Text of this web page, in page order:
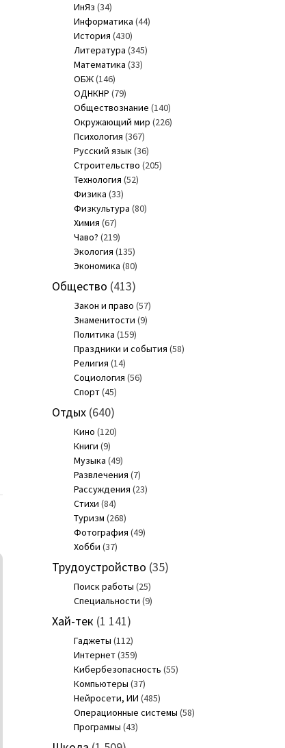
ИнЯз (34)
Информатика (44)
История (430)
Литература (345)
Математика (33)
ОБЖ(146)
ОДНКНР (79)
Обществознание (140)
Окружающий мир (226)
Психология (367)
Русский язык(36)
Строительство (205)
Технология (52)
Физика (33)
Физкультура (80)
Химия (67)
Чаво? (219)
Экология (135)
Экономика (80)
Общество (413)
Закон и право (57)
Знаменитости (9)
Политика (159)
Праздники и события (58)
Религия (14)
Социология (56)
Спорт(45)
Отдых(640)
Кино (120)
Книги (9)
Музыка (49)
Развлечения (7)
Рассуждения (23)
Стихи (84)
Туризм (268)
Фотография (49)
Хобби (37)
Трудоустройство (35)
Поиск работы (25)
Специальности (9)
Хай-тек (1 141)
Гаджеты (112)
Интернет(359)
Кибербезопасность (55)
Компьютеры (37)
Нейросети, ИИ (485)
Операционные системы (58)
Программы (43)